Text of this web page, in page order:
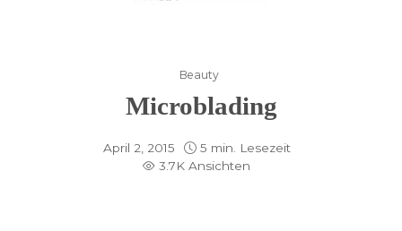
Beauty
Microblading
April 2, 2015
5 min. Lesezeit
3.7K Ansichten